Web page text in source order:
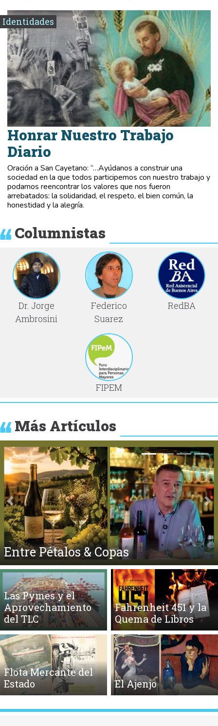
Identidades
Honrar Nuestro Trabajo
Diario
Oración a San Cayetano: “…Ayúdanos a construir una
sociedad en la que todos participemos con nuestro trabajo y
podamos reencontrar los valores que nos fueron
arrebatados: la solidaridad, el respeto, el bien común, la
honestidad y la alegría.
Columnistas
Dr. Jorge
Ambrosini
Federico
Suarez
RedBA
FIPEM
Más Artículos
El Ego y el Amor Extendidos
Anterior
Las Pymes y el
Aprovechamiento
del TLC
Fahrenheit 451 y la
Quema de Libros
Flota Mercante del
Estado
El Ajenjo